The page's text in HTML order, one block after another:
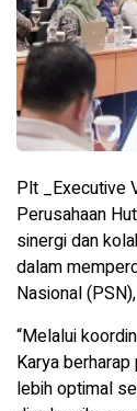
Plt _Executive
Perusahaan
sinergi dan
dalam
Nasional
“Melalui
Karya
lebih optimal